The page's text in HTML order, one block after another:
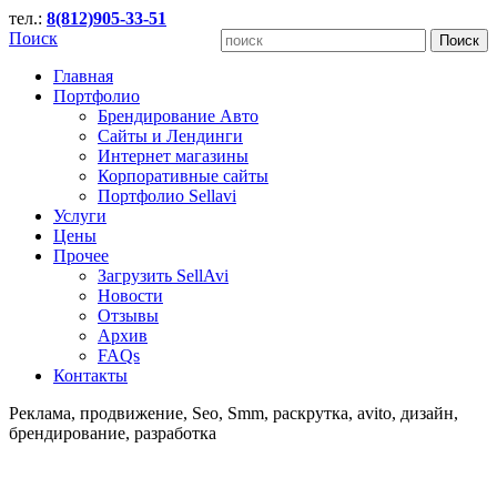
тел.: 8(812)905-33-51
Поиск
Главная
Портфолио
Брендирование Авто
Сайты и Лендинги
Интернет магазины
Корпоративные сайты
Портфолио Sellavi
Услуги
Цены
Прочее
Загрузить SellAvi
Новости
Отзывы
Архив
FAQs
Контакты
Реклама, продвижение, Seo, Smm, раскрутка, avito, дизайн,
брендирование, разработка